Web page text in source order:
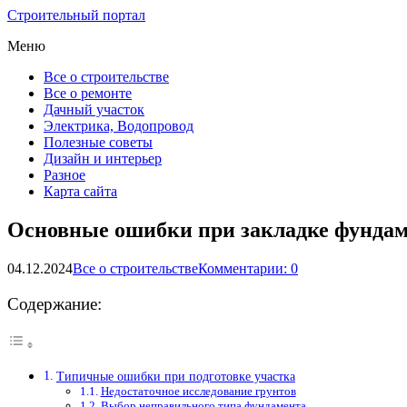
Строительный портал
Меню
Все о строительстве
Все о ремонте
Дачный участок
Электрика, Водопровод
Полезные советы
Дизайн и интерьер
Разное
Карта сайта
Основные ошибки при закладке
04.12.2024Все о строительствеКомментарии: 0
Содержание:
Типичные ошибки при подготовке участка
Недостаточное исследование грунтов